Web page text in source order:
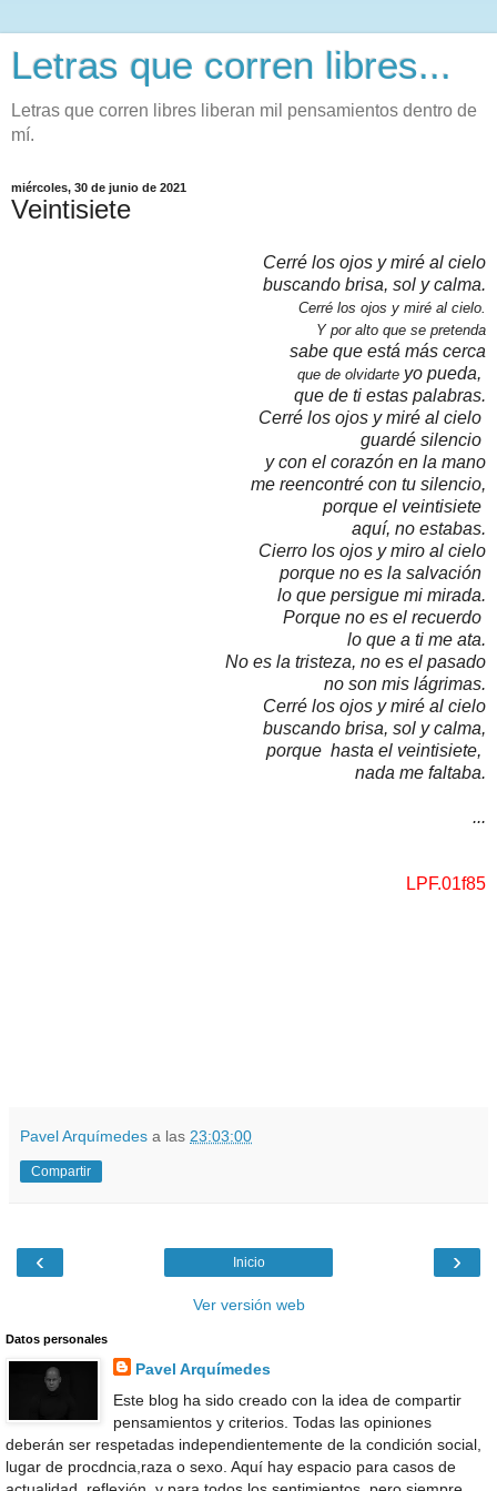
Letras que corren libres...
Letras que corren libres liberan mil pensamientos dentro de
mí.
miércoles, 30 de junio de 2021
Veintisiete
Cerré los ojos y miré al cielo
buscando brisa, sol y calma.
Cerré los ojos y miré al cielo.
Y por alto que se pretenda
sabe que está más cerca
que de olvidarte yo pueda,
que de ti estas palabras.
Cerré los ojos y miré al cielo
guardé silencio
y con el corazón en la mano
me reencontré con tu silencio,
porque el veintisiete
aquí, no estabas.
Cierro los ojos y miro al cielo
porque no es la salvación
lo que persigue mi mirada.
Porque no es el recuerdo
lo que a ti me ata.
No es la tristeza, no es el pasado
no son mis lágrimas.
Cerré los ojos y miré al cielo
buscando brisa, sol y calma,
porque hasta el veintisiete,
nada me faltaba.
...
LPF.01f85
Pavel Arquímedes a las 23:03:00
Compartir
‹ ›
Inicio
Ver versión web
Datos personales
Pavel Arquímedes
Este blog ha sido creado con la idea de compartir
pensamientos y criterios. Todas las opiniones
deberán ser respetadas independientemente de la condición social,
lugar de procdncia,raza o sexo. Aquí hay espacio para casos de